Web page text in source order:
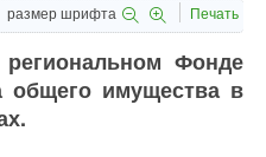
размер шрифта Печать
Фонде
общего имущества в